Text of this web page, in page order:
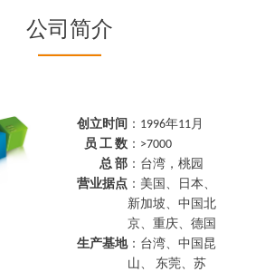
公司简介
：1996年11月
创立时间
：>7000
员 工 数
：台湾，桃园
总 部
：美国、日本、
新加坡、中国北
京、重庆、德国
营业据点
：台湾、中国昆
山、 东莞、苏
生产基地